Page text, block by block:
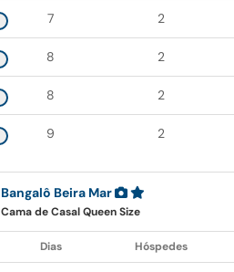
7 2
8 2
8 2
9 2
Bangalô Beira Mar
Cama de Casal Queen Size
Dias Hóspedes